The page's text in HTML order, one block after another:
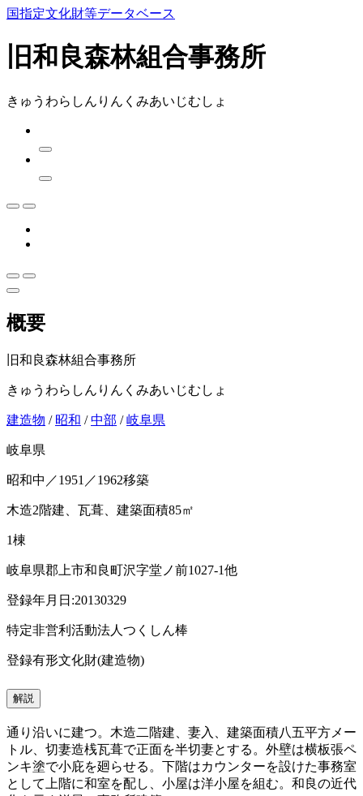
国指定文化財等データベース
旧和良森林組合事務所
きゅうわらしんりんくみあいじむしょ
概要
旧和良森林組合事務所
きゅうわらしんりんくみあいじむしょ
建造物 / 昭和 /中部 /岐阜県
岐阜県
昭和中／1951／1962移築
木造2階建、瓦葺、建築面積85㎡
1棟
岐阜県郡上市和良町沢字堂ノ前1027-1他
登録年月日:20130329
特定非営利活動法人つくしん棒
登録有形文化財(建造物)
解説
通り沿いに建つ。木造二階建、妻入、建築面積八五平方メー
トル、切妻造桟瓦葺で正面を半切妻とする。外壁は横板張ペ
ンキ塗で小庇を廻らせる。下階はカウンターを設けた事務室
として上階に和室を配し、小屋は洋小屋を組む。和良の近代